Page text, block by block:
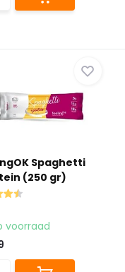
Spaghetti
(250 gr)
voorraad